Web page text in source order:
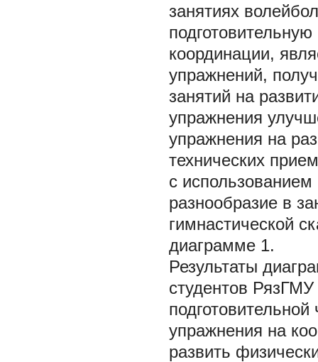
занятиях
координации,
упражнений,
занятий на
упражнения
упражнения на
технических
с
разнообразие в
гимнастической
диаграмме 1.
Результаты
студентов
упражнения на
развить